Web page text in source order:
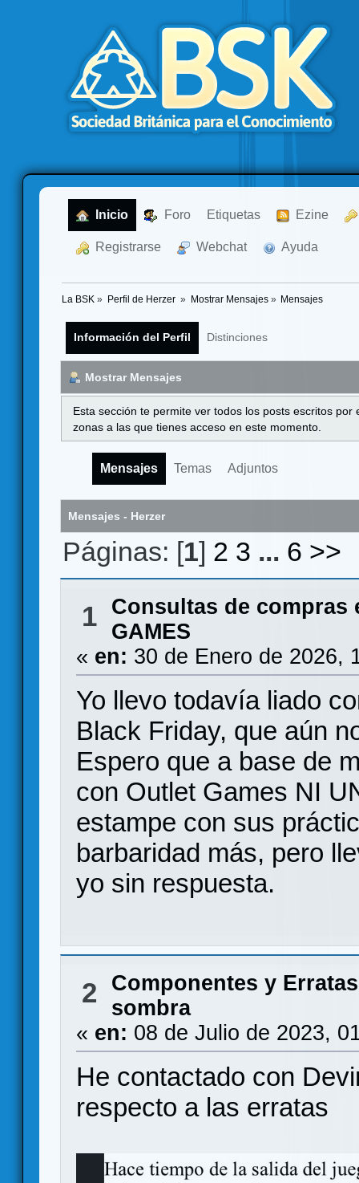
Inicio Foro Etiquetas Ezine
Registrarse Webchat Ayuda
La BSK » Perfil de Herzer » Mostrar Mensajes» Mensajes
Información del Perfil Distinciones
Mostrar Mensajes
Esta sección te permite ver todos los posts escritos
zonas a las que tienes acceso en este momento.
Mensajes Temas Adjuntos
Mensajes - Herzer
Páginas: [1] 2 3 ... 6 >>
1
Consultas de compras
GAMES
« en: 30 de Enero de 2026,
Yo llevo todavía liado
Black Friday, que aún
Espero que a base de
con Outlet Games NI
estampe con sus
barbaridad más, pero
yo sin respuesta.
2 Componentes y Erratas
sombra
« en: 08 de Julio de 2023,
He contactado con
respecto a las erratas